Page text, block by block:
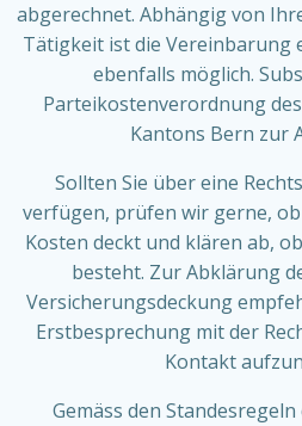
abgerechnet. Abhängig von
Tätigkeit ist die Vereinbarung
ebenfalls möglich.
Parteikostenverordnung
Kantons Bern zur
Sollten Sie über eine
verfügen, prüfen wir gerne,
Kosten deckt und klären ab,
besteht. Zur Abklärung
Versicherungsdeckung
Erstbesprechung mit der
Kontakt
Gemäss den